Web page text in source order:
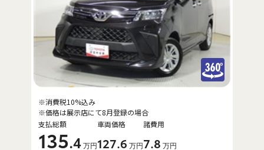
支払総額
135.4 万円
車両価格
127.6 万円
諸費用
7.8 万円
※消費税10%込み
※価格は展示店にて8月登録の場合